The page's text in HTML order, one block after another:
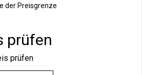
der Preisgrenze
prüfen
prüfen